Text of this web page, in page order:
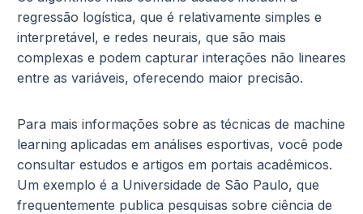
regressão logística, que é relativamente simples e
interpretável, e redes neurais, que são mais
complexas e podem capturar interações não lineares
entre as variáveis, oferecendo maior precisão.
Para mais informações sobre as técnicas de machine
learning aplicadas em análises esportivas, você pode
consultar estudos e artigos em portais acadêmicos.
Um exemplo é a Universidade de São Paulo, que
frequentemente publica pesquisas sobre ciência de